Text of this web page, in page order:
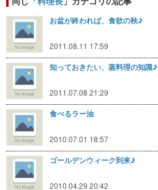
お盆が終われば、食欲の秋♪
2011.08.11 17:59
知っておきたい、蒸料理の知識♪
2011.07.08 21:29
食べるラー油
2010.07.01 18:57
ゴールデンウィーク到来♪
2010.04.29 20:42